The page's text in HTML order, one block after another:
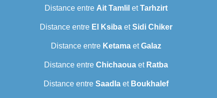
Distance entre Ait Tamlil etTarhzirt
Distance entre El Ksiba etSidi Chiker
Distance entre Ketama etGalaz
Distance entre Chichaoua et Ratba
Distance entre Saadla et Boukhalef